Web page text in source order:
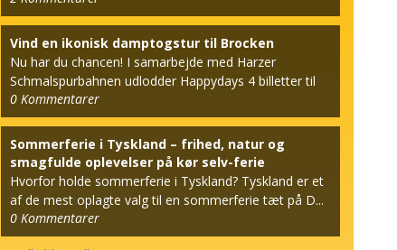
Vind en ikonisk damptogstur til Brocken
Nu har du chancen! I samarbejde med Harzer
Schmalspurbahnen udlodder Happydays 4 billetter til
den berømt...
0 Kommentarer
Sommerferie i Tyskland – frihed, natur og
smagfulde oplevelser på kør selv-ferie
Hvorfor holde sommerferie i Tyskland? Tyskland er et
af de mest oplagte valg til en sommerferie tæt på D...
0 Kommentarer